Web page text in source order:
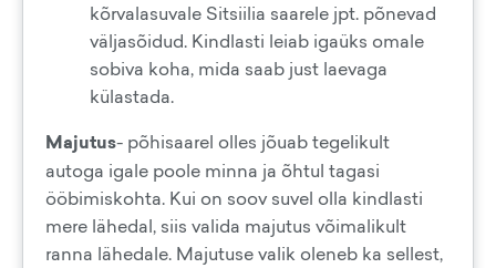
kõrvalasuvale Sitsiilia saarele jpt. põnevad
väljasõidud. Kindlasti leiab igaüks omale
sobiva koha, mida saab just laevaga
külastada.
Majutus- põhisaarel olles jõuab tegelikult
autoga igale poole minna ja õhtul tagasi
ööbimiskohta. Kui on soov suvel olla kindlasti
mere lähedal, siis valida majutus võimalikult
ranna lähedale. Majutuse valik oleneb ka sellest,